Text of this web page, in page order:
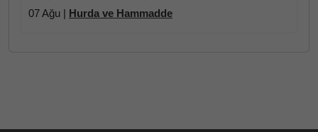
07 Ağu | Hurda ve Hammadde